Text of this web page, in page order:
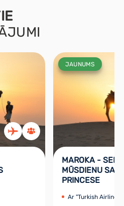
JAUNUMS
MAROKA -
MŪSDIENU
PRINCESE
Ar "Turkish Airlines"